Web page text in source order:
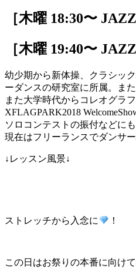
［木曜 18:30〜
［木曜 19:40〜
幼少期から新体操、クラシッ
ーダンスの研究室に所属。ま
また大学時代からコレオグラ
XFLAGPARK2018
ソロコンテストの振付などに
現在はフリーランスでダンサ
↓レッスン風景↓
ストレッチから入念に ！
この日はお祭りの本番に向け